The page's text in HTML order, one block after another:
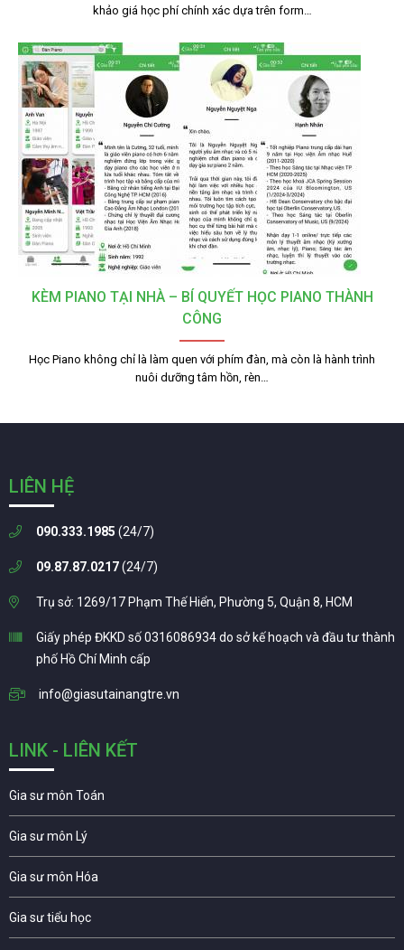
khảo giá học phí chính xác dựa trên form…
KÈM PIANO TẠI NHÀ – BÍ QUYẾT HỌC PIANO THÀNH
CÔNG
Học Piano không chỉ là làm quen với phím đàn, mà còn là hành trình
nuôi dưỡng tâm hồn, rèn…
LIÊN HỆ
090.333.1985 (24/7)
09.87.87.0217(24/7)
Trụ sở: 1269/17 Phạm Thế Hiển, Phường 5, Quận 8, HCM
Giấy phép ĐKKD số 0316086934 do sở kế hoạch và đầu tư thành
phố Hồ Chí Minh cấp
info@giasutainangtre.vn
LINK - LIÊN KẾT
Gia sư môn Toán
Gia sư môn Lý
Gia sư môn Hóa
Gia sư tiểu học